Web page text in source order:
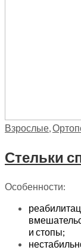
Взрослые
Особенности:
и стопы;